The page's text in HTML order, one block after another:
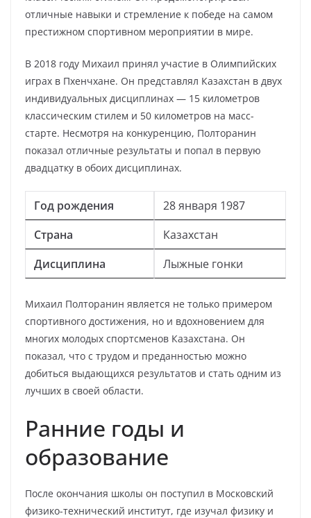
отличные навыки и стремление к победе на самом
престижном спортивном мероприятии в мире.
В 2018 году Михаил принял участие в Олимпийских
играх в Пхенчхане. Он представлял Казахстан в двух
индивидуальных дисциплинах — 15 километров
классическим стилем и 50 километров на масс-
старте. Несмотря на конкуренцию, Полторанин
показал отличные результаты и попал в первую
двадцатку в обоих дисциплинах.
Год рождения
28 января 1987
Страна
Казахстан
Дисциплина
Лыжные гонки
Михаил Полторанин является не только примером
спортивного достижения, но и вдохновением для
многих молодых спортсменов Казахстана. Он
показал, что с трудом и преданностью можно
добиться выдающихся результатов и стать одним из
лучших в своей области.
Ранние годы и
образование
После окончания школы он поступил в Московский
физико-технический институт, где изучал физику и